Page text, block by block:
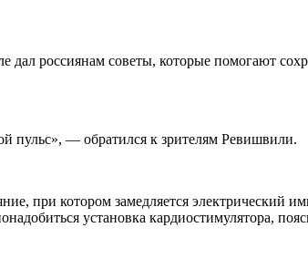
россиянам советы, которые помогают
пульс», — обратился к зрителям Ревишвили.
при котором замедляется электрический
установка кардиостимулятора,